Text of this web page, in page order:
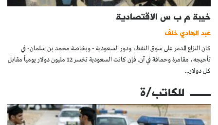
خيبة م ب س الاقتصادية
عبد الهادي خلف
كان النزاع المدمر على سوق النفط، ودور السعودية - وبخاصة محمد بن سلمان- في
تأجيجه، مقامرة وحماقة في آن. فإن كانت السعودية تخسر 12 مليون دولار يومياً مقابل
كل دولار...
للكاتب/ة